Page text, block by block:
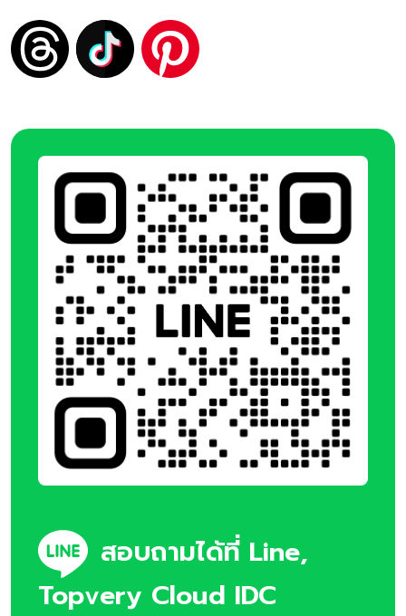
สอบถามได้ที่ Line,
Topvery Cloud IDC